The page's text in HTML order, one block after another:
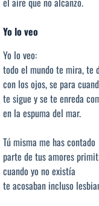
Yo lo veo
Yo lo veo:
todo el mundo te mira, te
con los ojos, se para
te sigue y se te enreda
en la espuma del mar.
Tú misma me has contado
parte de tus amores
cuando yo no existía
te acosaban incluso